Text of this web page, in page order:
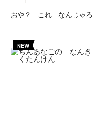
おや？ これ なんじゃろ
NEW